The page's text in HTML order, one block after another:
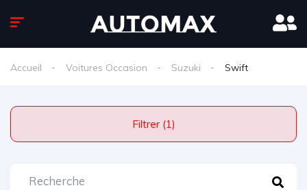
Accueil Voitures Occasion Suzuki Swift
Filtrer (1)